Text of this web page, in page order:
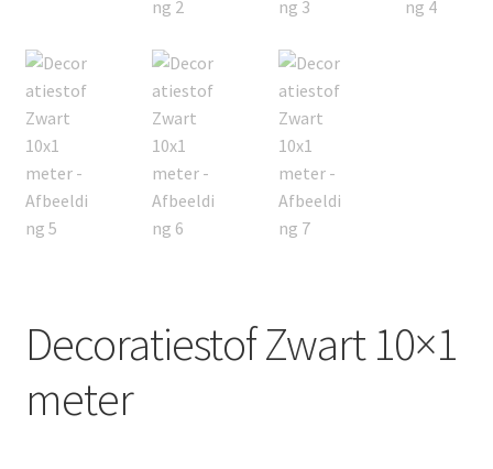
Decoratiestof Zwart 10×1
meter